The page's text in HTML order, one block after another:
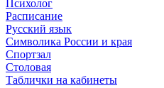
Психолог
Расписание
Русский язык
Символика России и края
Спортзал
Столовая
Таблички на кабинеты